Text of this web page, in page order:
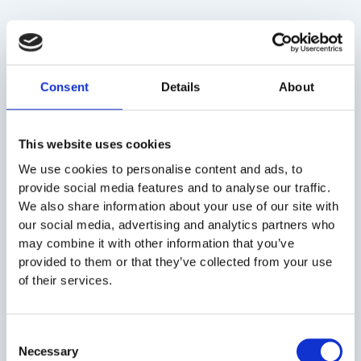
Consent Details About
This website uses cookies
We use cookies to personalise content and ads, to
provide social media features and to analyse our traffic.
We also share information about your use of our site with
our social media, advertising and analytics partners who
may combine it with other information that you’ve
provided to them or that they’ve collected from your use
of their services.
Selection
Necessary
Cum te ajuta adaptabilitatea sa
1. Iti dezvolti numeroase abilitati profesionale
O mentalitate adaptabila incurajeaza invatarea continua.
Participa la cursuri de formare sau actualizeaza-ti
competentele digitale si ai sanse mai mari de a avansa. De
exemplu, invatarea unui nou software de analiza a datelor
te poate face indispensabil intr-o companie axata pe date.